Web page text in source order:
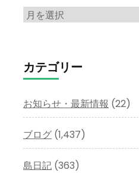
ア
イ
ブ
カテゴリー
お知らせ・最新情報 (22)
ブログ (1,437)
島日記 (363)